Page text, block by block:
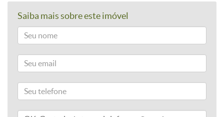
Saiba mais sobre este imóvel